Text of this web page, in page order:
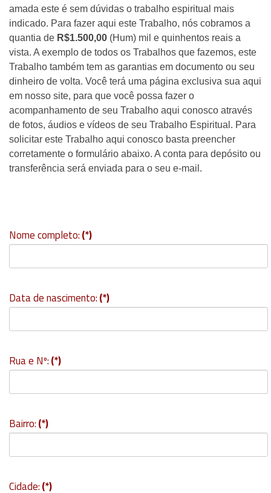
amada este é sem dúvidas o trabalho espiritual mais
indicado. Para fazer aqui este Trabalho, nós cobramos a
quantia de R$1.500,00 (Hum) mil e quinhentos reais a
vista. A exemplo de todos os Trabalhos que fazemos, este
Trabalho também tem as garantias em documento ou seu
dinheiro de volta. Você terá uma página exclusiva sua aqui
em nosso site, para que você possa fazer o
acompanhamento de seu Trabalho aqui conosco através
de fotos, áudios e vídeos de seu Trabalho Espiritual. Para
solicitar este Trabalho aqui conosco basta preencher
corretamente o formulário abaixo. A conta para depósito ou
transferência será enviada para o seu e-mail.
Nome completo:(*)
Data de nascimento:(*)
Rua e Nº:(*)
Bairro:(*)
Cidade:(*)